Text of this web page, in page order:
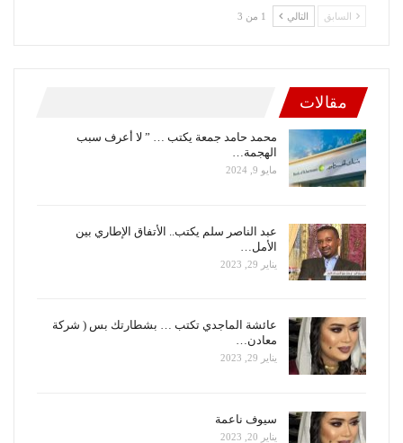
السابق التالي 1 من 3
مقالات
محمد حامد جمعة يكتب … ” لا أعرف سبب
الهجمة…
مايو 9, 2024
عبد الناصر سلم يكتب.. الأتفاق الإطاري بين
الأمل…
يناير 29, 2023
عائشة الماجدي تكتب … بشطارتك بس ( شركة
معادن…
يناير 29, 2023
سيوف ناعمة
يناير 20, 2023